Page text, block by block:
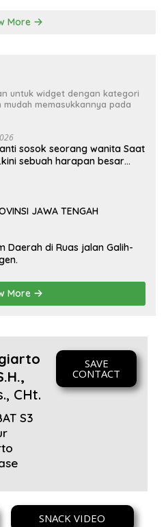
More
untuk widget dengan kategori
memasukkannya pada
sosok seorang wanita Saat
sebuah harapan besar
JAWA TENGAH
Daerah di Ruas jalan Galih-
More
CHt.
S3
SAVE
CONTACT
SNACK VIDEO